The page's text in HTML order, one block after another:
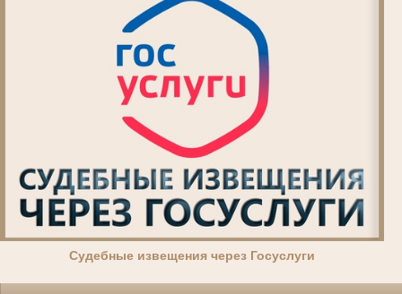
Судебные извещения через Госуслуги